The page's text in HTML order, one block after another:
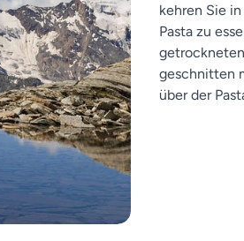
kehren Sie
Pasta zu
geschnitten
über der